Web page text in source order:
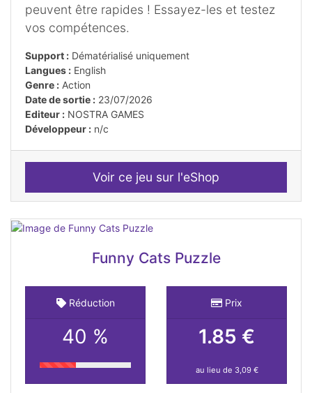
peuvent être rapides ! Essayez-les et testez
vos compétences.
Support : Dématérialisé uniquement
Langues : English
Genre : Action
Date de sortie : 23/07/2026
Editeur : NOSTRA GAMES
Développeur : n/c
Voir ce jeu sur l'eShop
Funny Cats Puzzle
Réduction
40 %
Prix
1.85 €
au lieu de 3,09 €